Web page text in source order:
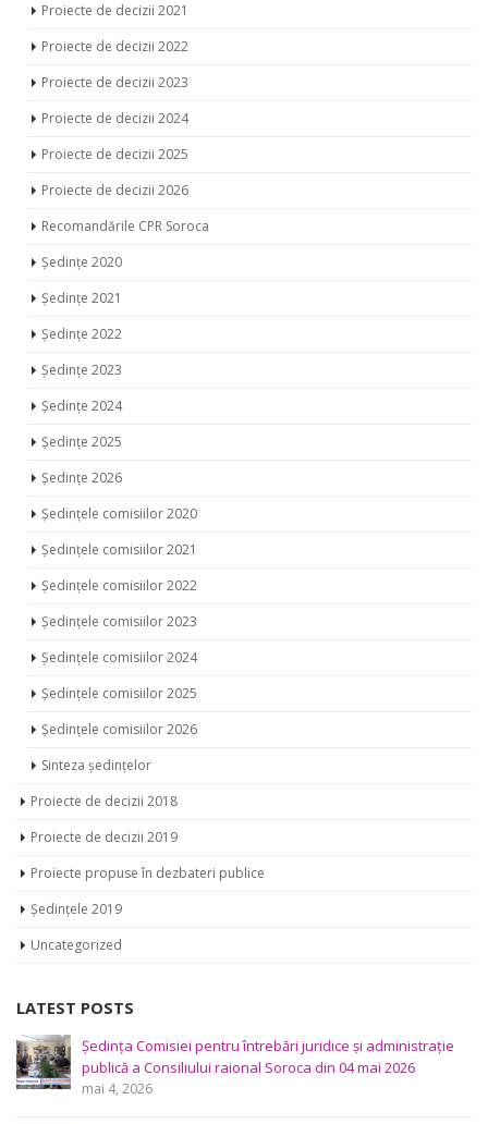
Proiecte de decizii 2021
Proiecte de decizii 2022
Proiecte de decizii 2023
Proiecte de decizii 2024
Proiecte de decizii 2025
Proiecte de decizii 2026
Recomandările CPR Soroca
Ședințe 2020
Ședințe 2021
Ședințe 2022
Ședințe 2023
Ședințe 2024
Ședințe 2025
Ședințe 2026
Ședințele comisiilor 2020
Ședințele comisiilor 2021
Ședințele comisiilor 2022
Ședințele comisiilor 2023
Ședințele comisiilor 2024
Ședințele comisiilor 2025
Ședințele comisiilor 2026
Sinteza ședințelor
Proiecte de decizii 2018
Proiecte de decizii 2019
Proiecte propuse în dezbateri publice
Ședințele 2019
Uncategorized
LATEST POSTS
Ședința Comisiei pentru întrebări juridice şi administraţie
publică a Consiliului raional Soroca din 04 mai 2026
mai 4, 2026